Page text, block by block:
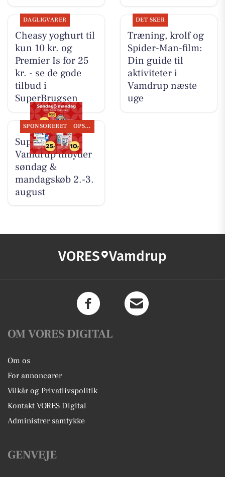
DAGLIGVARER
Cheasy yoghurt til
kun 10 kr. og
Premier Is for 25
kr. - se de gode
tilbud i
SuperBrugsen
DET SKER
Træning, krolf og
Spider-Man-film:
Din guide til
aktiviteter i
Vamdrup næste
uge
SPONSORERET OPSLAGSTAVLEN
SuperBrugsen
Vamdrup tilbyder
søndag &
mandagskøb 2.-3.
august
VORES Vamdrup
OM VORES DIGITAL
Om os
For annoncører
Vilkår og Privatlivspolitik
Kontakt VORES Digital
Administrer samtykke
GENVEJE